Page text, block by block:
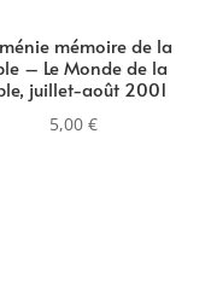
mémoire de la
– Le Monde de la
juillet-août 2001
5,00 €